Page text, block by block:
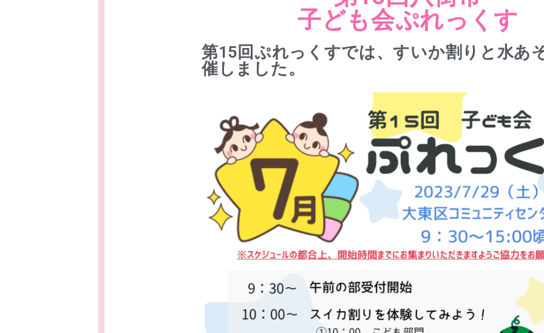
子ども会ぷれっくす
第15回ぷれっくすでは、すいか割りと水あ
催しました。